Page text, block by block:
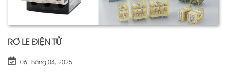
RƠ LE ĐIỆN TỬ
06 Tháng 04, 2025